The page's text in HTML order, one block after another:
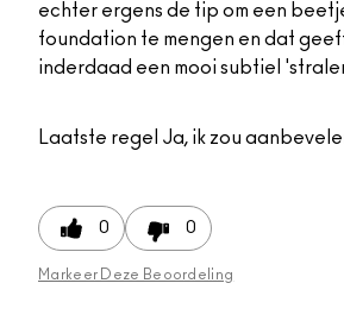
echter ergens de tip om een
foundation te mengen en dat
inderdaad een mooi subtiel
Laatste regel Ja, ik zou
0 0
Markeer Deze Beoordeling